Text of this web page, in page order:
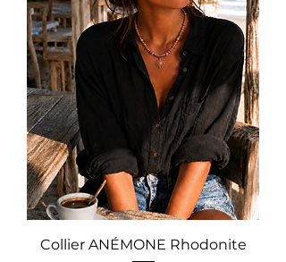
Collier ANÉMONE Rhodonite